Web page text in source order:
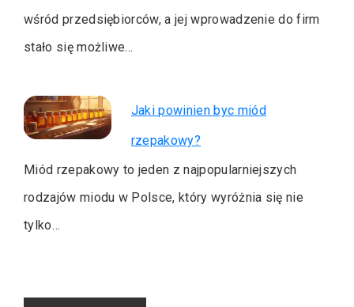
wśród przedsiębiorców, a jej wprowadzenie do firm
stało się możliwe…
Jaki powinien byc miód
rzepakowy?
Miód rzepakowy to jeden z najpopularniejszych
rodzajów miodu w Polsce, który wyróżnia się nie
tylko…